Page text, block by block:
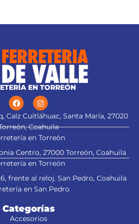
torque
EN TORREÓN
Calz Cuitláhuac, Santa María, 27020
Coahuila
en Torreón
Centro, 27000 Torreón, Coahuila
en Torreón
frente al reloj. San Pedro, Coahuila
en San Pedro
Categorías
Accesorios